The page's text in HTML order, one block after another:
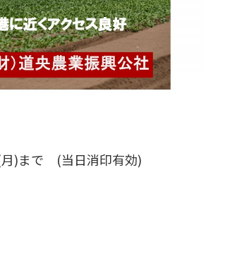
月)まで (当日消印有効)